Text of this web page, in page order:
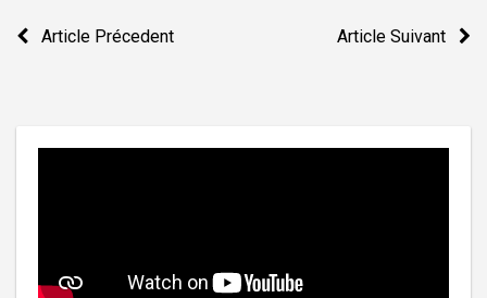
Navigation
Article Précedent Article Suivant